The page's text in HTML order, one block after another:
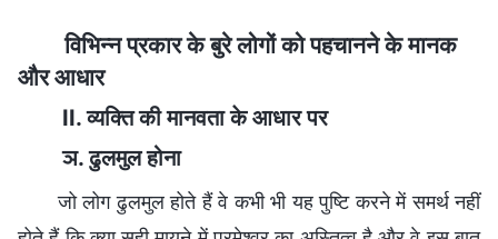
विभिन्न प्रकार के बुरे लोगों को पहचानने के मानक
और आधार
II. व्यक्ति की मानवता के आधार पर
ञ. ढुलमुल होना
जो लोग ढुलमुल होते हैं वे कभी भी यह पुष्टि करने में समर्थ नहीं